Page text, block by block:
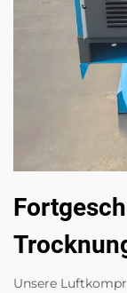
Unsere